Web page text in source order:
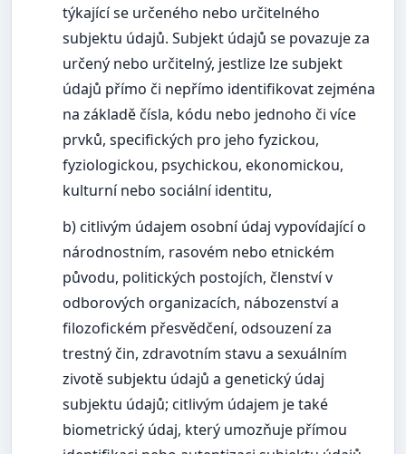
týkající se určeného nebo určitelného
subjektu údajů. Subjekt údajů se povazuje za
určený nebo určitelný, jestlize lze subjekt
údajů přímo či nepřímo identifikovat zejména
na základě čísla, kódu nebo jednoho či více
prvků, specifických pro jeho fyzickou,
fyziologickou, psychickou, ekonomickou,
kulturní nebo sociální identitu,
b) citlivým údajem osobní údaj vypovídající o
národnostním, rasovém nebo etnickém
původu, politických postojích, členství v
odborových organizacích, nábozenství a
filozofickém přesvědčení, odsouzení za
trestný čin, zdravotním stavu a sexuálním
zivotě subjektu údajů a genetický údaj
subjektu údajů; citlivým údajem je také
biometrický údaj, který umozňuje přímou